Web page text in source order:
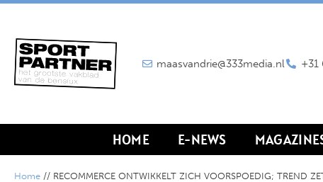
maasvandrie@333media.nl +31
HOME E-NEWS
Home // RECOMMERCE ONTWIKKELT ZICH VOORSPOEDIG; TREND